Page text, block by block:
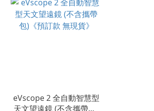
eVscope 2 全自動智慧型
天文望遠鏡 (不含攜帶包)